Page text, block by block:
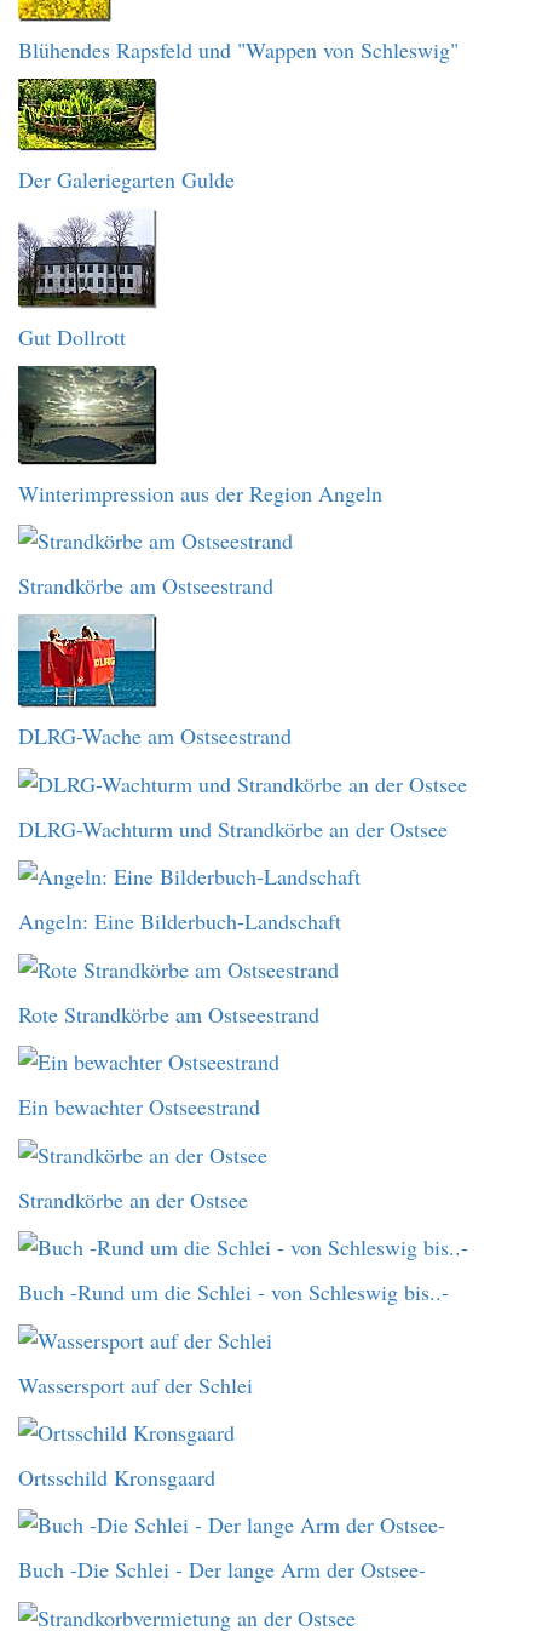
Blühendes Rapsfeld und "Wappen von Schleswig"
Der Galeriegarten Gulde
Gut Dollrott
Winterimpression aus der Region Angeln
Strandkörbe am Ostseestrand
DLRG-Wache am Ostseestrand
DLRG-Wachturm und Strandkörbe an der Ostsee
Angeln: Eine Bilderbuch-Landschaft
Rote Strandkörbe am Ostseestrand
Ein bewachter Ostseestrand
Strandkörbe an der Ostsee
Buch -Rund um die Schlei - von Schleswig bis..-
Wassersport auf der Schlei
Ortsschild Kronsgaard
Buch -Die Schlei - Der lange Arm der Ostsee-